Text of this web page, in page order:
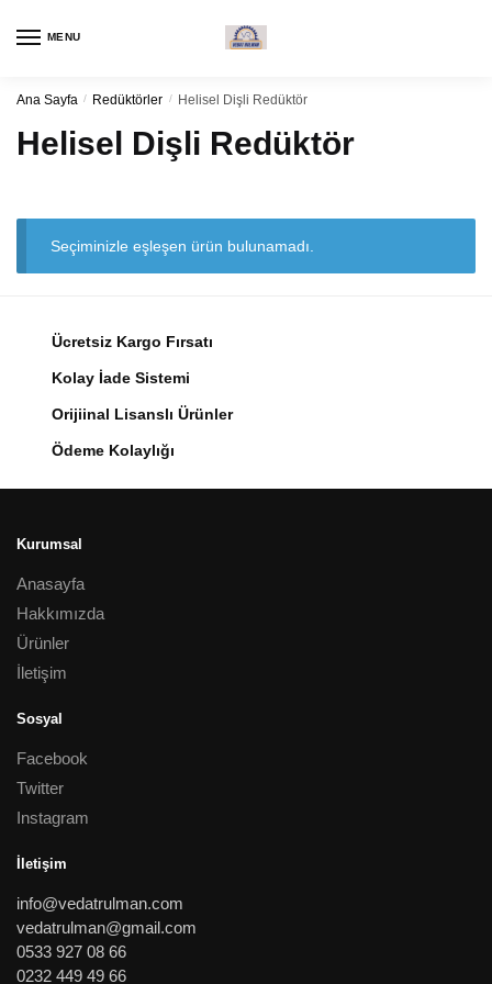
için
içeriği MENU
Ana Sayfa / Redüktörler / Helisel Dişli Redüktör
Helisel Dişli Redüktör
Seçiminizle eşleşen ürün bulunamadı.
Ücretsiz Kargo Fırsatı
Kolay İade Sistemi
Orijiinal Lisanslı Ürünler
Ödeme Kolaylığı
Kurumsal
Anasayfa
Hakkımızda
Ürünler
İletişim
Sosyal
Facebook
Twitter
Instagram
İletişim
info@vedatrulman.com
vedatrulman@gmail.com
0533 927 08 66
0232 449 49 66